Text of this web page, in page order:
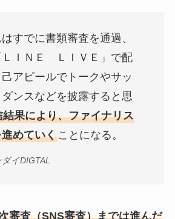
すでに書類審査を通過、
ＬＩＮＥ ＬＩＶＥ」で配
アピールでトークやサッ
ンスなどを披露すると思
結果により、ファイナリス
めていくことになる。
イDIGTAL
審査（SNS審査）までは進んだ